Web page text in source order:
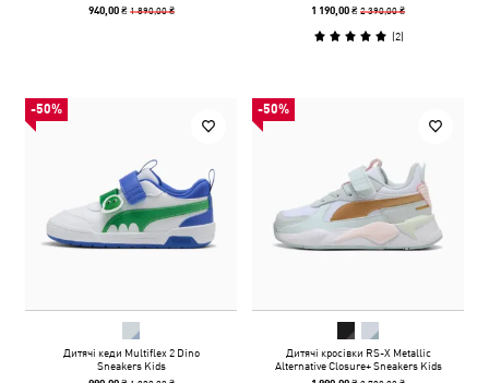
940,00 ₴ 1 890,00 ₴ 1 190,00 ₴2 390,00 ₴
(2)
-50%
Дитячі кеди Multiflex 2 Dino
Sneakers Kids
-50%
Дитячі кросівки RS-X Metallic
Alternative Closure+ Sneakers Kids